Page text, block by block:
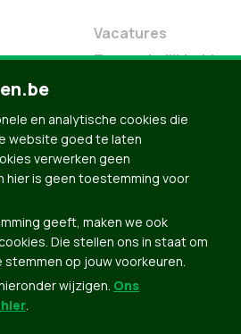
Vacatures
Toegankelijkheid
2024
en analytische cookies die
website goed te laten
verwerken geen
hier is geen toestemming voor
geeft, maken we ook
Die stellen ons in staat om
op jouw voorkeuren.
wijzigen. Ons
.